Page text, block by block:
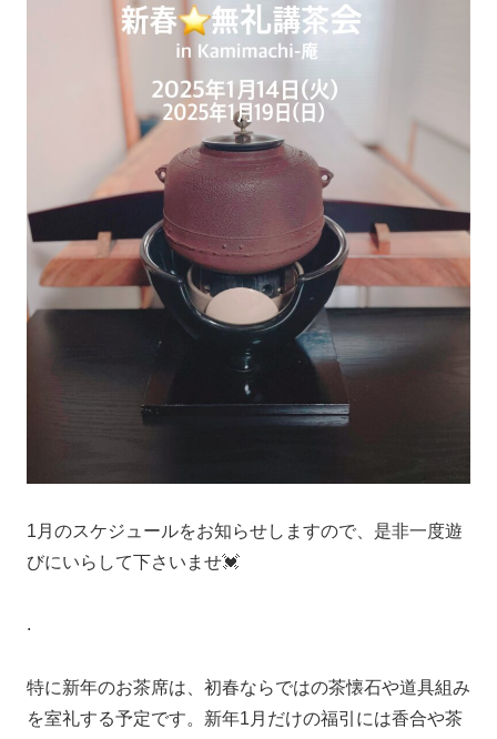
1月のスケジュールをお知らせしますので、是非一度遊
びにいらして下さいませ💓
.
特に新年のお茶席は、初春ならではの茶懐石や道具組み
を室礼する予定です。新年1月だけの福引には香合や茶